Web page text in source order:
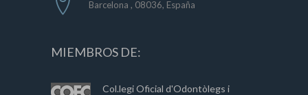
Barcelona , 08036, España
MIEMBROS DE:
Col.legi Oficial d'Odontòlegs i